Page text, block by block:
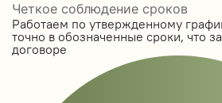
Четкое соблюдение сроков
Работаем по утвержденному
точно в обозначенные сроки, что
договоре